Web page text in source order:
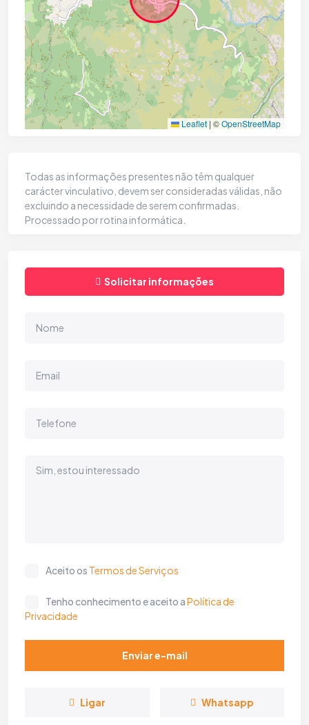
Leaflet | ©OpenStreetMap
Todas as informações presentes não têm qualquer
carácter vinculativo, devem ser consideradas válidas, não
excluindo a necessidade de serem confirmadas.
Processado por rotina informática.
Solicitar informações
Aceito os Termos de Serviços
Tenho conhecimento e aceito aPolítica de
Privacidade
Enviar e-mail
Ligar Whatsapp